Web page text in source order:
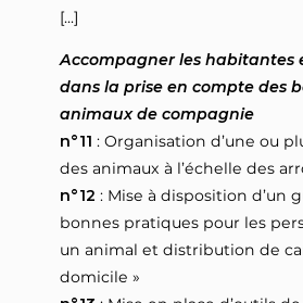
[...]
Accompagner les habitantes
dans la prise en compte des
animaux de compagnie
n°11 : Organisation d’une ou
des animaux à l’échelle des
n°12 : Mise à disposition d’un
bonnes pratiques pour les
un animal et distribution de
domicile »